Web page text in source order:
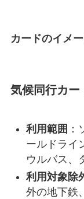
カードのイメ
気候同行カー
利用範囲
ールドライ
ウルバス、
利用対象除
外の地下鉄